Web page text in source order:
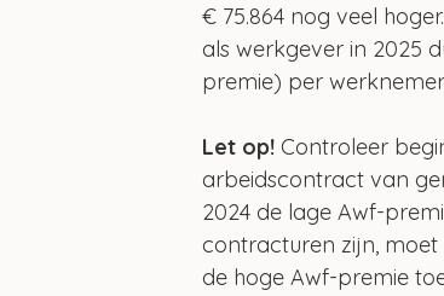
€ 75.864 nog veel
als werkgever in 2025
premie) per
Let op! Controleer
arbeidscontract van
2024 de lage Awf-
contracturen zijn,
de hoge Awf-premie